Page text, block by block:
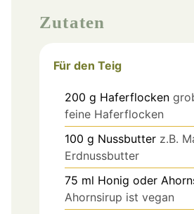
Zutaten
Für den Teig
200 g Haferflocken
feine Haferflocken
100 g Nussbutter z.B.
Erdnussbutter
75 ml Honig oder
Ahornsirup ist vegan